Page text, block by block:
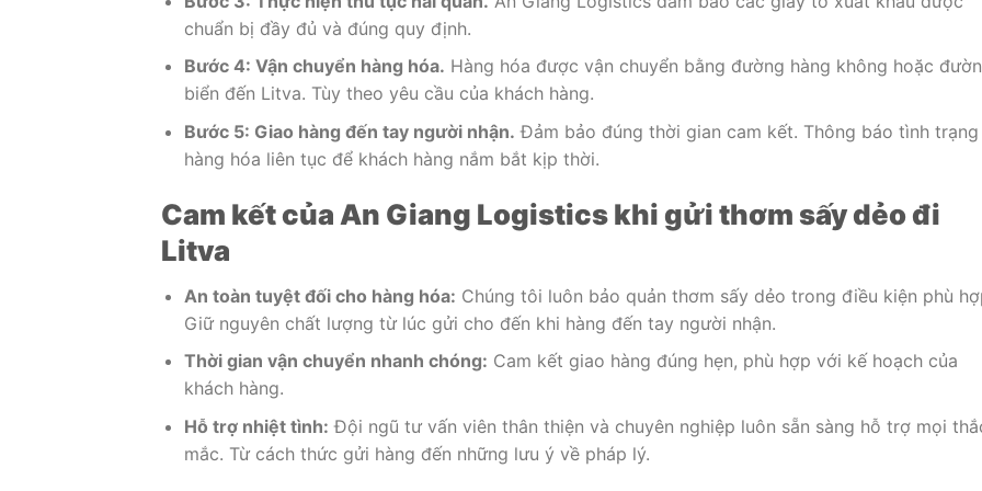
chuẩn bị đầy đủ và đúng quy định.
Bước 4: Vận chuyển hàng hóa. Hàng hóa được vận chuyển bằng đường hàng không hoặc
biển đến Litva. Tùy theo yêu cầu của khách hàng.
Bước 5: Giao hàng đến tay người nhận. Đảm bảo đúng thời gian cam kết. Thông báo tình trạng
hàng hóa liên tục để khách hàng nắm bắt kịp thời.
Cam kết của An Giang Logistics khi gửi thơm sấy dẻo đi
Litva
An toàn tuyệt đối cho hàng hóa: Chúng tôi luôn bảo quản thơm sấy dẻo trong điều kiện phù
Giữ nguyên chất lượng từ lúc gửi cho đến khi hàng đến tay người nhận.
Thời gian vận chuyển nhanh chóng: Cam kết giao hàng đúng hẹn, phù hợp với kế hoạch của
khách hàng.
Hỗ trợ nhiệt tình: Đội ngũ tư vấn viên thân thiện và chuyên nghiệp luôn sẵn sàng hỗ trợ mọi
mắc. Từ cách thức gửi hàng đến những lưu ý về pháp lý.